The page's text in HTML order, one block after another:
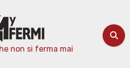
non si ferma mai